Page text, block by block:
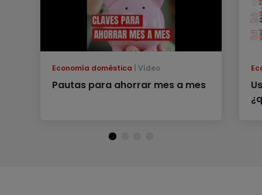
Economía doméstica Vídeo
Pautas para ahorrar mes a mes